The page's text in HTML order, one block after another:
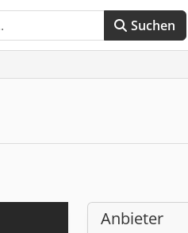
Suchen
Anbieter